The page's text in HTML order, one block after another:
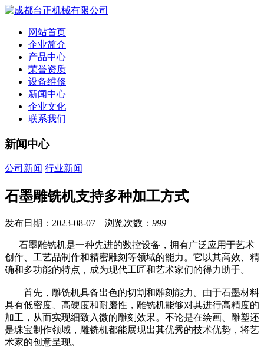
网站首页
企业简介
产品中心
荣誉资质
设备维修
新闻中心
企业文化
联系我们
新闻中心
公司新闻 行业新闻
石墨雕铣机支持多种加工方式
发布日期：2023-08-07 浏览次数： 999
石墨雕铣机是一种先进的数控设备，拥有广泛应用于艺术
创作、工艺品制作和精密雕刻等领域的能力。它以其高效、精
确和多功能的特点，成为现代工匠和艺术家们的得力助手。
首先，雕铣机具备出色的切割和雕刻能力。由于石墨材料
具有低密度、高硬度和耐磨性，雕铣机能够对其进行高精度的
加工，从而实现细致入微的雕刻效果。不论是在绘画、雕塑还
是珠宝制作领域，雕铣机都能展现出其优秀的技术优势，将艺
术家的创意呈现。